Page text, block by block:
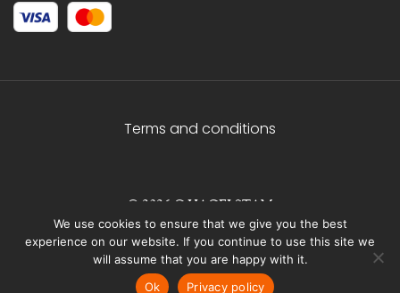
Terms and conditions
© 2026 C.HAGELSTAM
We use cookies to ensure that we give you the best
experience on our website. If you continue to use this site we
will assume that you are happy with it.
Ok
Privacy policy